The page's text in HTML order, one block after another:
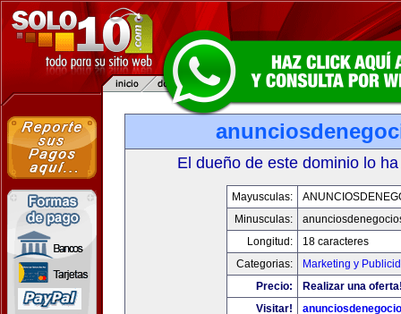
El dueño de este dominio lo
Mayusculas:
Minusculas:
Longitud:
18 caracteres
Categorias:
Marketing y
Precio:
Realizar una
Visitar!